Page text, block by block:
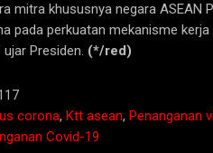
mitra khususnya negara ASEAN
pada perkuatan mekanisme
ujar Presiden. (*/red)
corona, Ktt asean, Penanganan
Covid-19